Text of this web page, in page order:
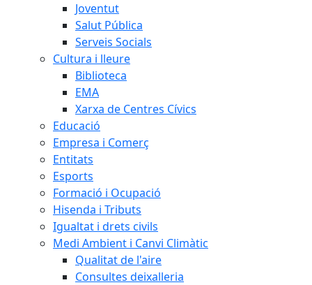
Joventut
Salut Pública
Serveis Socials
Cultura i lleure
Biblioteca
EMA
Xarxa de Centres Cívics
Educació
Empresa i Comerç
Entitats
Esports
Formació i Ocupació
Hisenda i Tributs
Igualtat i drets civils
Medi Ambient i Canvi Climàtic
Qualitat de l'aire
Consultes deixalleria